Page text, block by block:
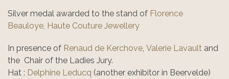
Silver medal awarded to the stand of Florence
Beauloye, Haute Couture Jewellery
In presence of Renaud de Kerchove Valerie Lavault and
the Chair of the Ladies Jury.
Hat : Delphine Leducq (another exhibitor in Beervelde)